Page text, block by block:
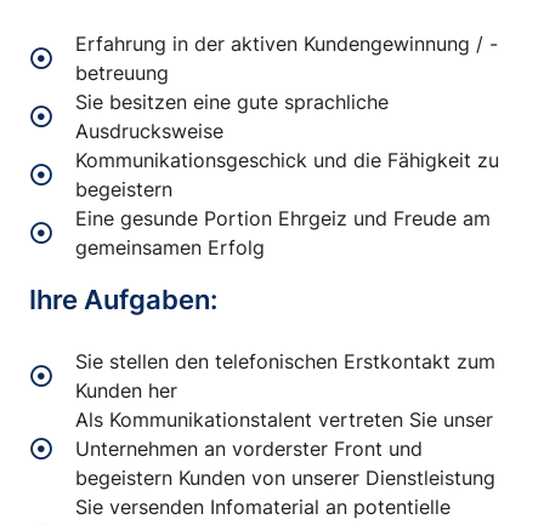
Erfahrung in der aktiven Kundengewinnung / -
betreuung
Sie besitzen eine gute sprachliche
Ausdrucksweise
Kommunikationsgeschick und die Fähigkeit zu
begeistern
Eine gesunde Portion Ehrgeiz und Freude am
gemeinsamen Erfolg
Ihre Aufgaben:
Sie stellen den telefonischen Erstkontakt zum
Kunden her
Als Kommunikationstalent vertreten Sie unser
Unternehmen an vorderster Front und
begeistern Kunden von unserer Dienstleistung
Sie versenden Infomaterial an potentielle